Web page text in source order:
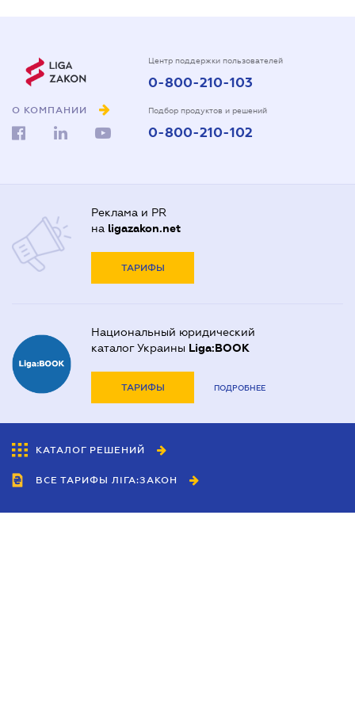
О КОМПАНИИ
Центр поддержки пользователей
0-800-210-103
Подбор продуктов и решений
0-800-210-102
Реклама и PR
на ligazakon.net
ТАРИФЫ
Национальный юридический
каталог Украины Liga:BOOK
ТАРИФЫ ПОДРОБНЕЕ
КАТАЛОГ РЕШЕНИЙ
ВСЕ ТАРИФЫ ЛІГА:ЗАКОН